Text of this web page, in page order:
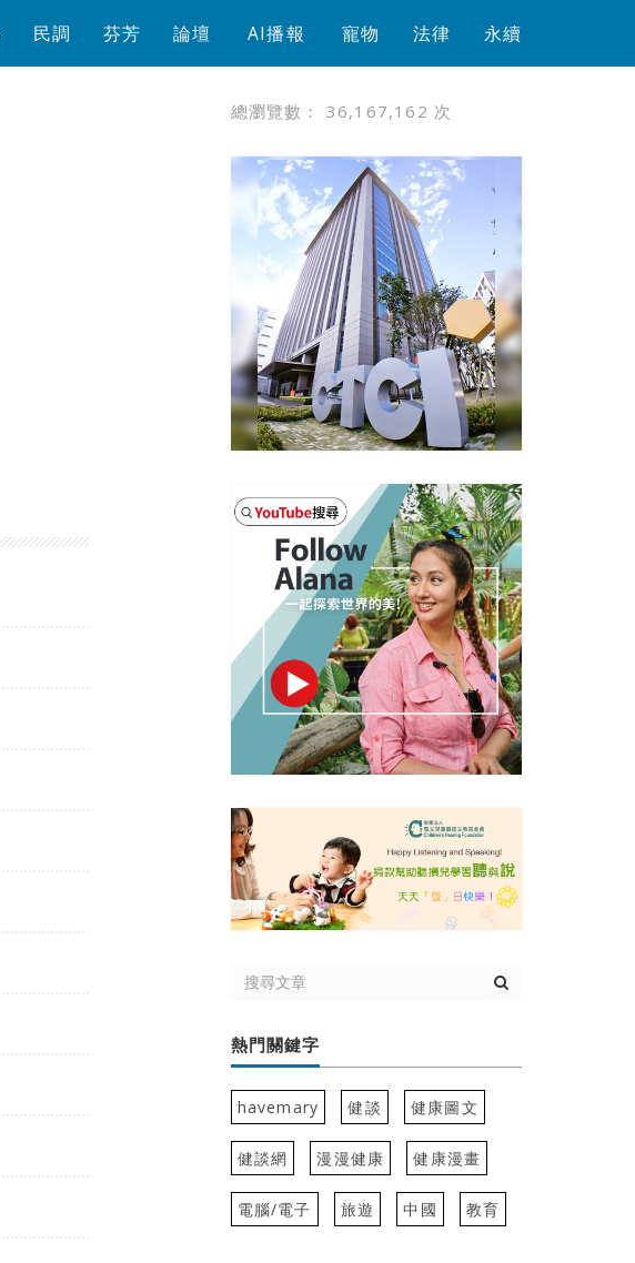
民調 芬芳 論壇 AI播報 寵物 法律 永續
總瀏覽數： 36,167,162 次
熱門關鍵字
havemary 健談 健康圖文
健談網 漫漫健康 健康漫畫
電腦/電子 旅遊 中國 教育